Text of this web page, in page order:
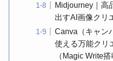
Midjourney｜高
出すAI画像クリ
Canva（キャン
使える万能クリ
（Magic Write搭